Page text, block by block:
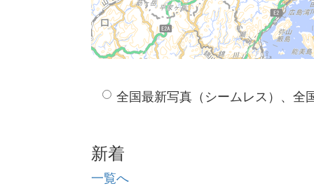
全国最新写真（シームレス）、全
新着
一覧へ